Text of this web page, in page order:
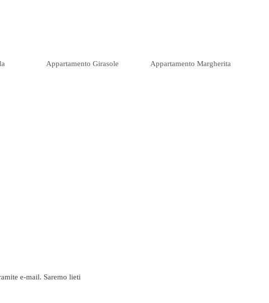
Appartamento Girasole Appartamento Margherita
e-mail. Saremo lieti